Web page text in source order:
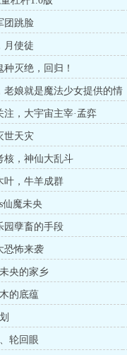
团跳脸
月使徒
灭绝，回归！
老娘就是魔法少女提供的情
注，大宇宙主宰·孟弈
世天灾
核，神仙大乱斗
叶，牛羊成群
仙魔未央
园孽畜的手段
恐怖来袭
央的家乡
的底蕴
轮回眼